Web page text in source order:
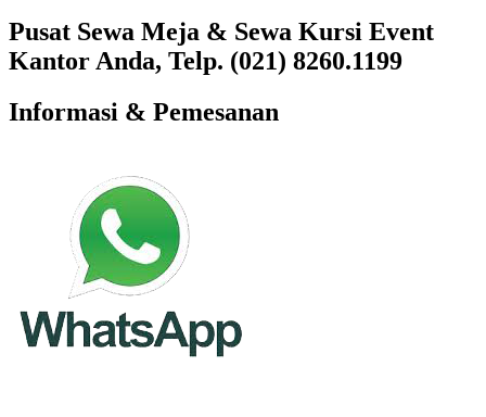
Pusat Sewa Meja & Sewa Kursi Event
Kantor Anda, Telp. (021) 8260.1199
Informasi & Pemesanan